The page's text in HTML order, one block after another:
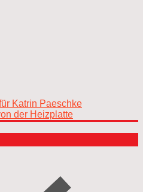
Katrin Paeschke
der Heizplatte